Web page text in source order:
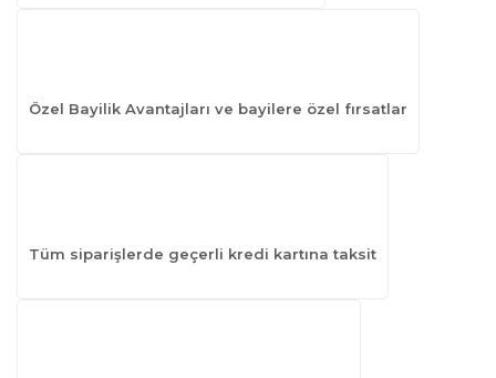
Özel Bayilik Avantajları ve bayilere özel fırsatlar
Tüm siparişlerde geçerli kredi kartına taksit